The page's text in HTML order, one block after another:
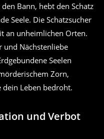
Bann, hebt den Schatz
Seele. Die Schatzsucher
an unheimlichen Orten.
und Nächstenliebe
Seelen
Zorn,
dein Leben bedroht.
und Verbot